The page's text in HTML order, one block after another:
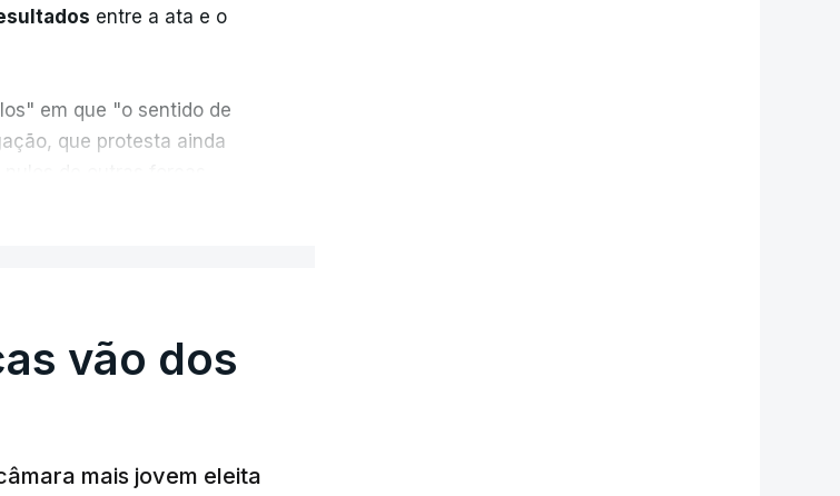
entre a ata e o
em que "o sentido de
que protesta ainda
porque a diferença
vão dos
mais jovem eleita